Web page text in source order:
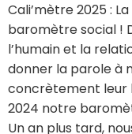
Cali’mètre 2025 :
baromètre social !
l’humain et la
donner la parole à
concrètement leur
2024 notre
Un an plus tard,